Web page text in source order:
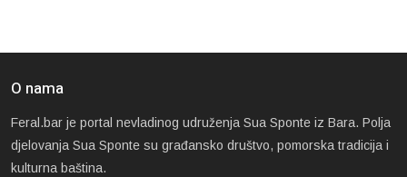
O nama
Feral.bar je portal nevladinog udruženja Sua Sponte iz Bara. Polja
djelovanja Sua Sponte su građansko društvo, pomorska tradicija i
kulturna baština.